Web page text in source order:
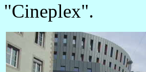
"Cineplex".